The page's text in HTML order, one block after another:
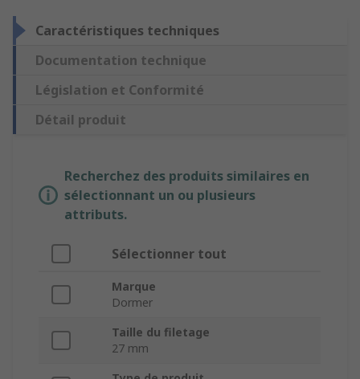
Caractéristiques techniques
Documentation technique
Législation et Conformité
Détail produit
Recherchez des produits similaires en
sélectionnant un ou plusieurs
attributs.
Sélectionner tout
Marque
Dormer
Taille du filetage
27 mm